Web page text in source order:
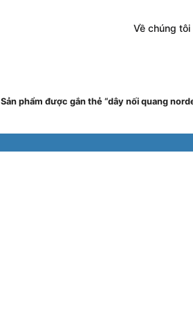
Về chúng tôi
Sản phẩm được gắn thẻ “dây nối quang